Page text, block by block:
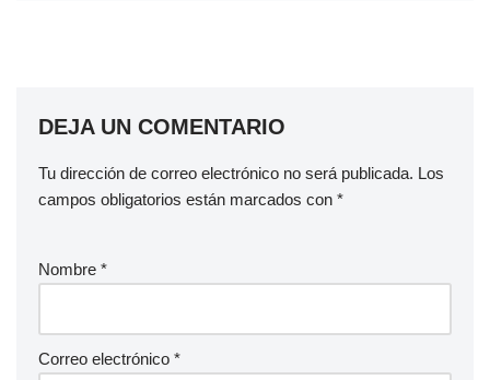
DEJA UN COMENTARIO
Tu dirección de correo electrónico no será publicada. Los
campos obligatorios están marcados con *
Nombre *
Correo electrónico *